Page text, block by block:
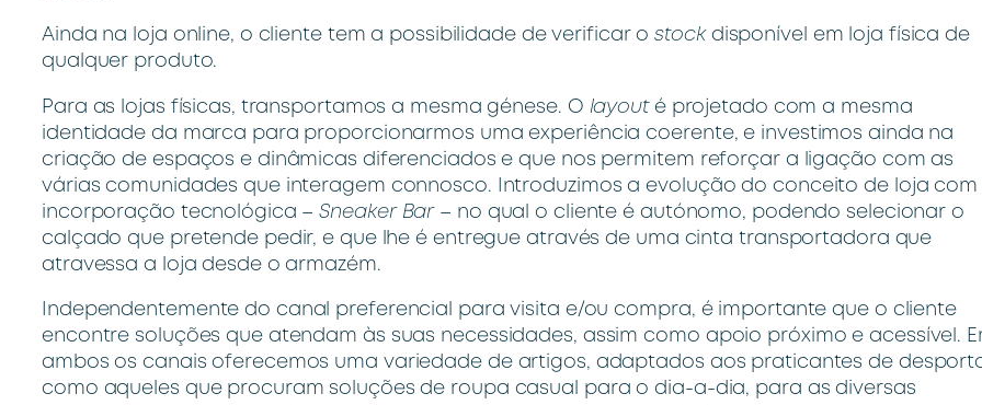
Ainda na loja online, o cliente tem a possibilidade de verificar ostockdisponível em loja física de
qualquer produto.
Para as lojas físicas, transportamos a mesma génese. O layouté projetado com a mesma
identidade da marca para proporcionarmos uma experiência coerente, e investimos ainda na
criação de espaços e dinâmicas diferenciados e que nos permitem reforçar a ligação com as
várias comunidades que interagem connosco. Introduzimos a evolução do conceito de loja com
incorporação tecnológica –Sneaker Bar– no qual o cliente é autónomo, podendo selecionar o
calçado que pretende pedir, e que lhe é entregue através de uma cinta transportadora que
atravessa a loja desde o armazém.
Independentemente do canal preferencial para visita e/ou compra, é importante que o cliente
encontre soluções que atendam às suas necessidades, assim como apoio próximo e acessível.
ambos os canais oferecemos uma variedade de artigos, adaptados aos praticantes de
como aqueles que procuram soluções de roupa casual para o dia-a-dia, para as diversas